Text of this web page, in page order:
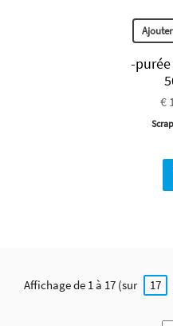
-
€
Affichage de 1 à 17 (sur 17